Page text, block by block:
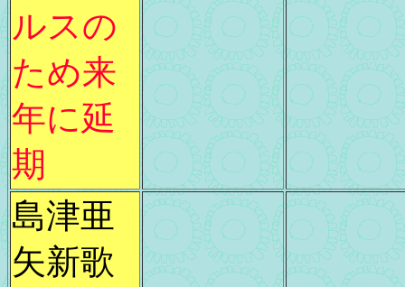
ルスの
ため来
年に延
期
島津亜
矢新歌